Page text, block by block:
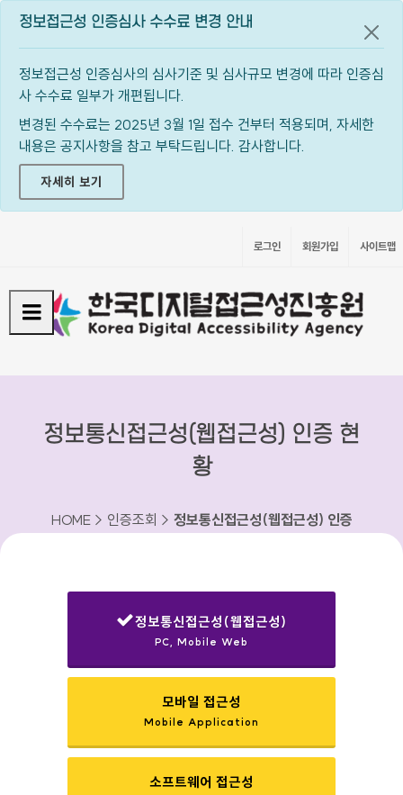
정보접근성 인증심사 수수료 변경 안내
정보접근성 인증심사의 심사기준 및 심사규모 변경에 따라 인증심
사 수수료 일부가 개편됩니다.
변경된 수수료는 2025년 3월 1일 접수 건부터 적용되며, 자세한
내용은 공지사항을 참고 부탁드립니다. 감사합니다.
자세히 보기
공지
로그인 회원가입 사이트맵
정보통신접근성(웹접근성) 인증 현
황
HOME > 인증조회 > 정보통신접근성(웹접근성) 인증
정보통신접근성(웹접근성)
PC, Mobile Web
모바일 접근성
Mobile Application
소프트웨어 접근성